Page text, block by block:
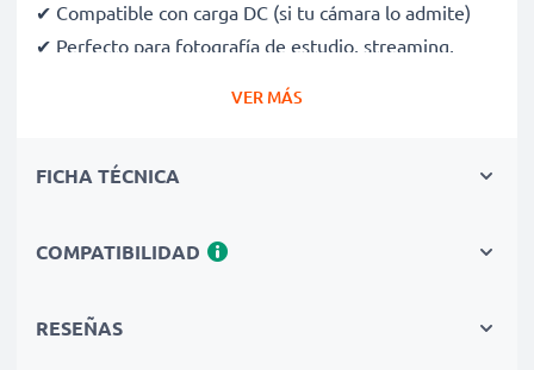
✔ Compatible con carga DC (si tu cámara lo admite)
✔ Perfecto para fotografía de estudio, streaming,
sobrecalentamiento y sobretensión
resistente a roturas
Especificaciones del Adaptador de Corriente Alterna
VER MÁS
FICHA TÉCNICA
COMPATIBILIDAD
RESEÑAS